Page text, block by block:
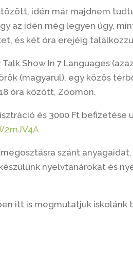
idén már majdnem
az idén még legyen úgy,
és két óra erejéig
In 7 Languages
(magyarul), egy közös
óra között, Zoomon.
és 3000 Ft befizetése
szánt
nyelvtanárokat és
itt is megmutatjuk iskolánk